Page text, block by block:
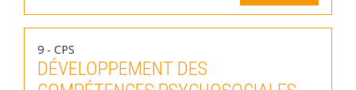
9 - CPS
DÉVELOPPEMENT DES